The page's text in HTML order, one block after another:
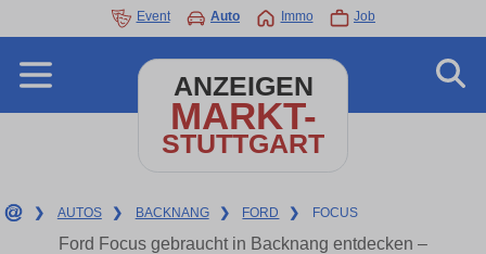
Event Auto Immo Job
ANZEIGEN
MARKT-
STUTTGART
❯ AUTOS ❯ BACKNANG ❯ FORD ❯ FOCUS
Ford Focus gebraucht in Backnang entdecken –